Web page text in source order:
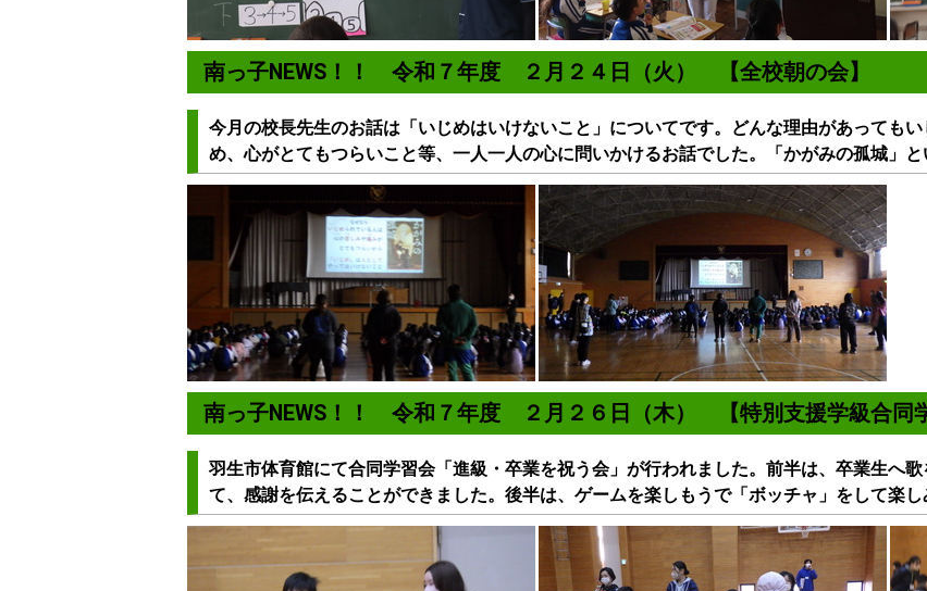
南っ子NEWS！！ 令和７年度 ２月２４日（火） 【全校朝の会】
今月の校長先生のお話は「いじめはいけないこと」についてです。どんな理由があっても
め、心がとてもつらいこと等、一人一人の心に問いかけるお話でした。「かがみの孤城」と
南っ子NEWS！！ 令和７年度 ２月２６日（木） 【特別支援学級合同学
羽生市体育館にて合同学習会「進級・卒業を祝う会」が行われました。前半は、卒業生へ
て、感謝を伝えることができました。後半は、ゲームを楽しもうで「ボッチャ」をして楽し